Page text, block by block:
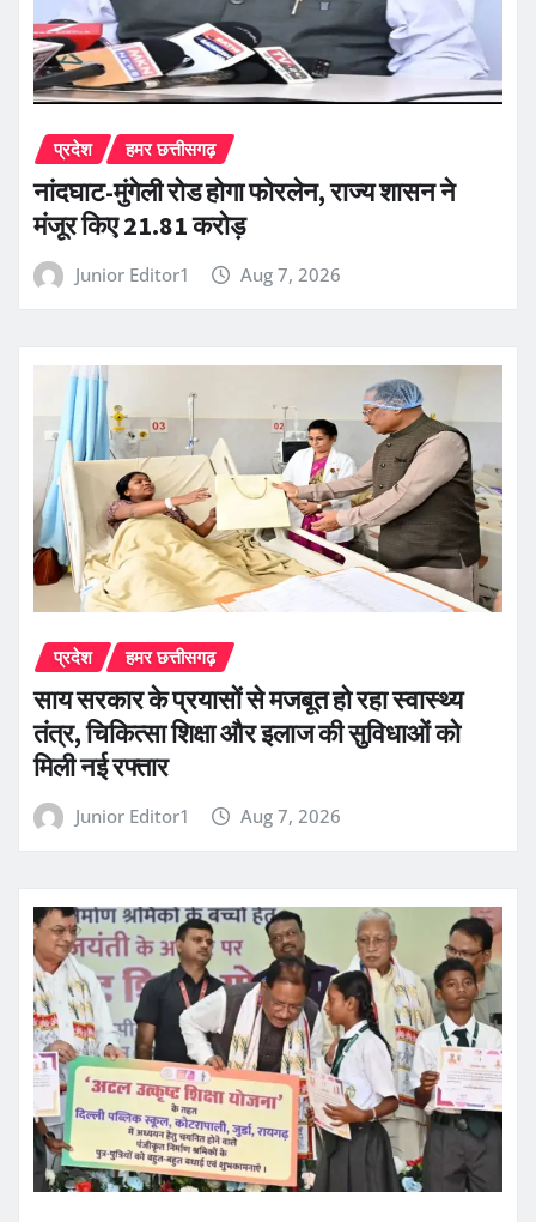
प्रदेश हमर छत्तीसगढ़
नांदघाट-मुंगेली रोड होगा फोरलेन, राज्य शासन ने
मंजूर किए 21.81 करोड़
Junior Editor1 Aug 7, 2026
प्रदेश हमर छत्तीसगढ़
साय सरकार के प्रयासों से मजबूत हो रहा स्वास्थ्य
तंत्र, चिकित्सा शिक्षा और इलाज की सुविधाओं को
मिली नई रफ्तार
Junior Editor1 Aug 7, 2026